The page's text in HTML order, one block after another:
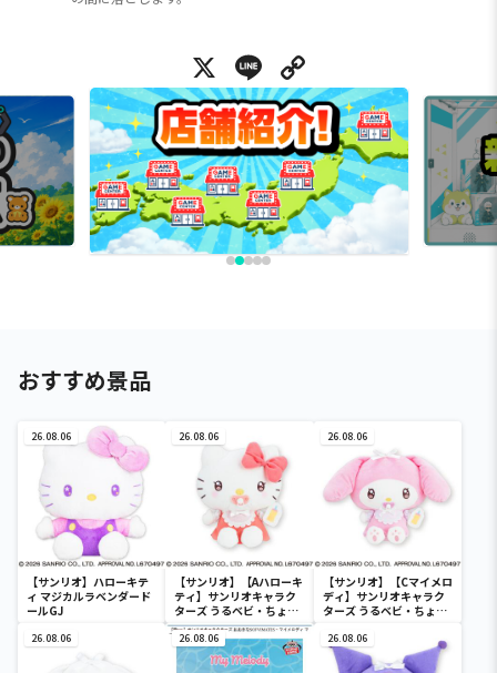
X Line
おすすめ景品
26.08.06
【サンリオ】ハローキテ
ィ マジカルラベンダード
ールGJ
26.08.06
【サンリオ】【Aハローキ
ティ】サンリオキャラク
ターズ うるベビ・ちょい
デカドール
26.08.06
【サンリオ】【Cマイメロ
ディ】サンリオキャラク
ターズ うるベビ・ちょい
26.08.06 26.08.06 26.08.06